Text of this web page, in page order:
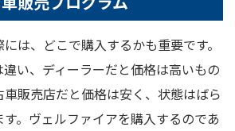
は、どこで購入するかも重要です。
い、ディーラーだと価格は高いもの
販売店だと価格は安く、状態はばら
。ヴェルファイアを購入するのであ